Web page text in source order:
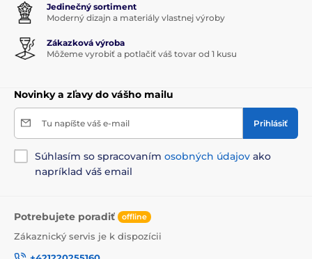
Jedinečný sortiment
Moderný dizajn a materiály vlastnej výroby
Zákazková výroba
Môžeme vyrobiť a potlačiť váš tovar od 1 kusu
Novinky a zľavy do vášho mailu
Tu napíšte váš e-mail Prihlásiť
Súhlasím so spracovaním osobných údajov ako
napríklad váš email
Potrebujete poradiť offline
Zákaznický servis je k dispozícii